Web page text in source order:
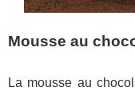
Mousse au
La mousse au